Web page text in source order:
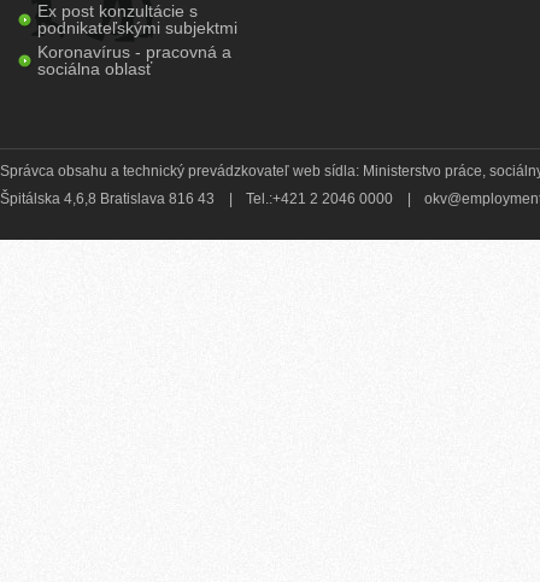
Ex post konzultácie s
podnikateľskými subjektmi
Koronavírus - pracovná a
sociálna oblasť
Správca obsahu a technický prevádzkovateľ web sídla: Ministerstvo práce,
Špitálska 4,6,8 Bratislava 816 43
Tel.:+421 2 2046 0000